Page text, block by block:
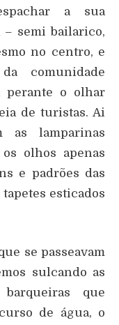
a sua
– semi bailarico,
no centro, e
comunidade
perante o olhar
de turistas. Ai
as lamparinas
olhos apenas
e padrões das
esticados
se passeavam
sulcando as
que
de água, o